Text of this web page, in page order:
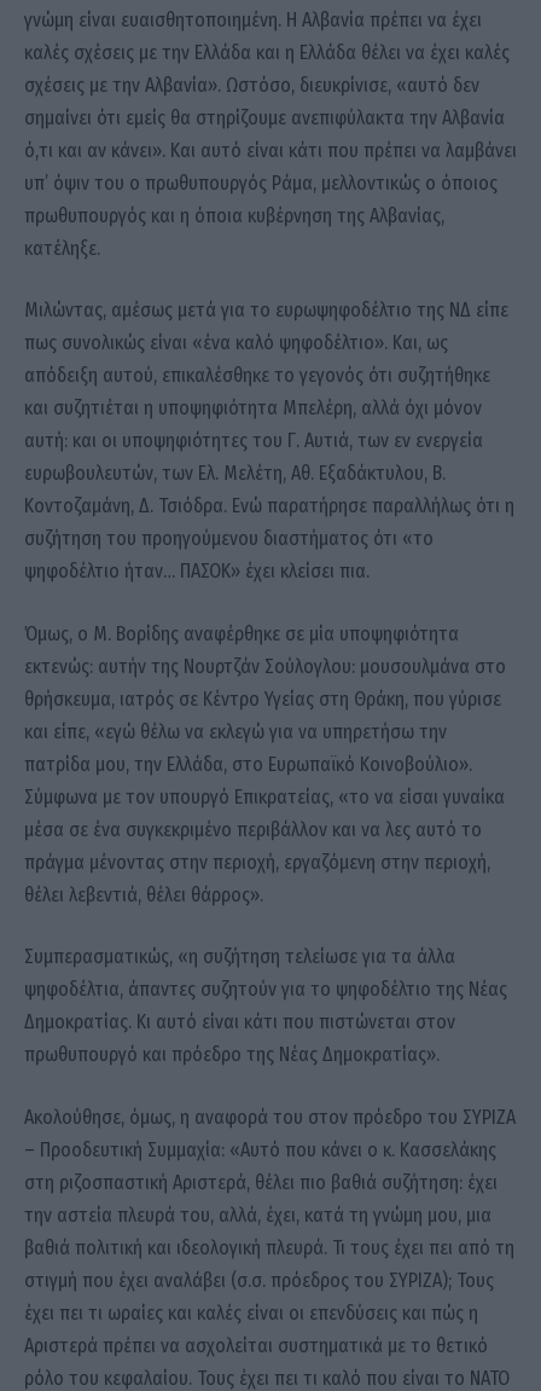
γνώμη είναι ευαισθητοποιημένη. Η Αλβανία πρέπει να έχει
καλές σχέσεις με την Ελλάδα και η Ελλάδα θέλει να έχει καλές
σχέσεις με την Αλβανία». Ωστόσο, διευκρίνισε, «αυτό δεν
σημαίνει ότι εμείς θα στηρίζουμε ανεπιφύλακτα την Αλβανία
ό,τι και αν κάνει». Και αυτό είναι κάτι που πρέπει να λαμβάνει
υπ’ όψιν του ο πρωθυπουργός Ράμα, μελλοντικώς ο όποιος
πρωθυπουργός και η όποια κυβέρνηση της Αλβανίας,
κατέληξε.
Μιλώντας, αμέσως μετά για το ευρωψηφοδέλτιο της ΝΔ είπε
πως συνολικώς είναι «ένα καλό ψηφοδέλτιο». Και, ως
απόδειξη αυτού, επικαλέσθηκε το γεγονός ότι συζητήθηκε
και συζητιέται η υποψηφιότητα Μπελέρη, αλλά όχι μόνον
αυτή: και οι υποψηφιότητες του Γ. Αυτιά, των εν ενεργεία
ευρωβουλευτών, των Ελ. Μελέτη, Αθ. Εξαδάκτυλου, Β.
Κοντοζαμάνη, Δ. Τσιόδρα. Ενώ παρατήρησε παραλλήλως ότι η
συζήτηση του προηγούμενου διαστήματος ότι «το
ψηφοδέλτιο ήταν… ΠΑΣΟΚ» έχει κλείσει πια.
Όμως, ο Μ. Βορίδης αναφέρθηκε σε μία υποψηφιότητα
εκτενώς: αυτήν της Νουρτζάν Σούλογλου: μουσουλμάνα στο
θρήσκευμα, ιατρός σε Κέντρο Υγείας στη Θράκη, που γύρισε
και είπε, «εγώ θέλω να εκλεγώ για να υπηρετήσω την
πατρίδα μου, την Ελλάδα, στο Ευρωπαϊκό Κοινοβούλιο».
Σύμφωνα με τον υπουργό Επικρατείας, «το να είσαι γυναίκα
μέσα σε ένα συγκεκριμένο περιβάλλον και να λες αυτό το
πράγμα μένοντας στην περιοχή, εργαζόμενη στην περιοχή,
θέλει λεβεντιά, θέλει θάρρος».
Συμπερασματικώς, «η συζήτηση τελείωσε για τα άλλα
ψηφοδέλτια, άπαντες συζητούν για το ψηφοδέλτιο της Νέας
Δημοκρατίας. Κι αυτό είναι κάτι που πιστώνεται στον
πρωθυπουργό και πρόεδρο της Νέας Δημοκρατίας».
Ακολούθησε, όμως, η αναφορά του στον πρόεδρο του ΣΥΡΙΖΑ
– Προοδευτική Συμμαχία: «Αυτό που κάνει ο κ. Κασσελάκης
στη ριζοσπαστική Αριστερά, θέλει πιο βαθιά συζήτηση: έχει
την αστεία πλευρά του, αλλά, έχει, κατά τη γνώμη μου, μια
βαθιά πολιτική και ιδεολογική πλευρά. Τι τους έχει πει από τη
στιγμή που έχει αναλάβει (σ.σ. πρόεδρος του ΣΥΡΙΖΑ); Τους
έχει πει τι ωραίες και καλές είναι οι επενδύσεις και πώς η
Αριστερά πρέπει να ασχολείται συστηματικά με το θετικό
ρόλο του κεφαλαίου. Τους έχει πει τι καλό που είναι το ΝΑΤΟ